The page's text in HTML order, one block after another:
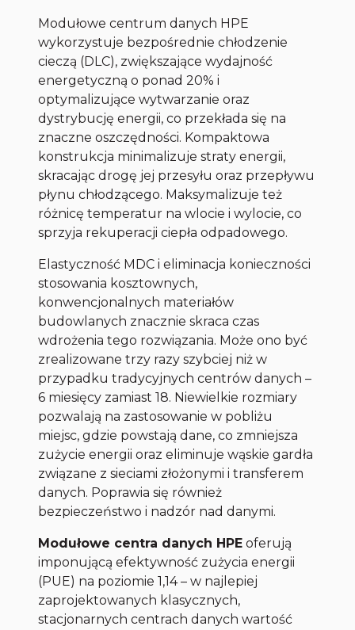
Modułowe centrum danych HPE
wykorzystuje bezpośrednie chłodzenie
cieczą (DLC), zwiększające wydajność
energetyczną o ponad 20% i
optymalizujące wytwarzanie oraz
dystrybucję energii, co przekłada się na
znaczne oszczędności. Kompaktowa
konstrukcja minimalizuje straty energii,
skracając drogę jej przesyłu oraz przepływu
płynu chłodzącego. Maksymalizuje też
różnicę temperatur na wlocie i wylocie, co
sprzyja rekuperacji ciepła odpadowego.
Elastyczność MDC i eliminacja konieczności
stosowania kosztownych,
konwencjonalnych materiałów
budowlanych znacznie skraca czas
wdrożenia tego rozwiązania. Może ono być
zrealizowane trzy razy szybciej niż w
przypadku tradycyjnych centrów danych –
6 miesięcy zamiast 18. Niewielkie rozmiary
pozwalają na zastosowanie w pobliżu
miejsc, gdzie powstają dane, co zmniejsza
zużycie energii oraz eliminuje wąskie gardła
związane z sieciami złożonymi i transferem
danych. Poprawia się również
bezpieczeństwo i nadzór nad danymi.
Modułowe centra danych HPE oferują
imponującą efektywność zużycia energii
(PUE) na poziomie 1,14 – w najlepiej
zaprojektowanych klasycznych,
stacjonarnych centrach danych wartość